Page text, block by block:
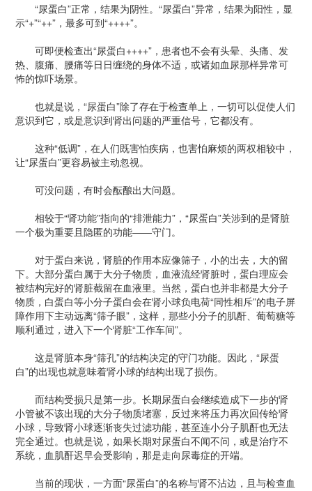
“尿蛋白”正常，结果为阴性。“尿蛋白”异常，结果为阳性，显
示“+”“++”，最多可到“++++”。
可即便检查出“尿蛋白++++”，患者也不会有头晕、头痛、发
热、腹痛、腰痛等日日缠绕的身体不适，或诸如血尿那样异常可
怖的惊吓场景。
也就是说，“尿蛋白”除了存在于检查单上，一切可以促使人们
意识到它，或是意识到肾出问题的严重信号，它都没有。
这种“低调”，在人们既害怕疾病，也害怕麻烦的两权相较中，
让“尿蛋白”更容易被主动忽视。
可没问题，有时会酝酿出大问题。
相较于“肾功能”指向的“排泄能力”，“尿蛋白”关涉到的是肾脏
一个极为重要且隐匿的功能——守门。
对于蛋白来说，肾脏的作用本应像筛子，小的出去，大的留
下。大部分蛋白属于大分子物质，血液流经肾脏时，蛋白理应会
被结构完好的肾脏截留在血液里。当然，蛋白也并非都是大分子
物质，白蛋白等小分子蛋白会在肾小球负电荷“同性相斥”的电子屏
障作用下主动远离“筛子眼”，这样，那些小分子的肌酐、葡萄糖等
顺利通过，进入下一个肾脏“工作车间”。
这是肾脏本身“筛孔”的结构决定的守门功能。因此，“尿蛋
白”的出现也就意味着肾小球的结构出现了损伤。
而结构受损只是第一步。长期尿蛋白会继续造成下一步的肾
小管被不该出现的大分子物质堵塞，反过来将压力再次回传给肾
小球，导致肾小球逐渐丧失过滤功能，甚至连小分子肌酐也无法
完全通过。也就是说，如果长期对尿蛋白不闻不问，或是治疗不
系统，血肌酐迟早会受影响，那是走向尿毒症的开端。
当前的现状，一方面“尿蛋白”的名称与肾不沾边，且与检查血